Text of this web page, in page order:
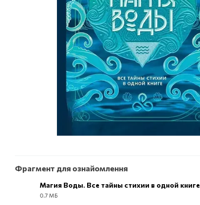
Фрагмент для ознайомлення
Магия Воды. Все тайны стихии в одной книге
0.7 МБ